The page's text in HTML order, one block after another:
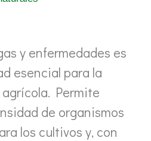
y enfermedades es
esencial para la
Permite
de organismos
los cultivos y, con